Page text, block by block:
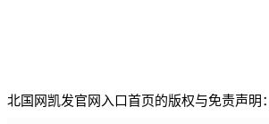
北国网凯发官网入口首页的版权与免责声明：